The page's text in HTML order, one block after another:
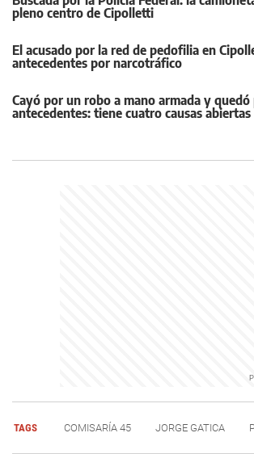
pleno centro de Cipolletti
El acusado por la red de pedofilia en
antecedentes por narcotráfico
Cayó por un robo a mano armada y
antecedentes: tiene cuatro causas abiertas
TAGS COMISARÍA 45 JORGE GATICA